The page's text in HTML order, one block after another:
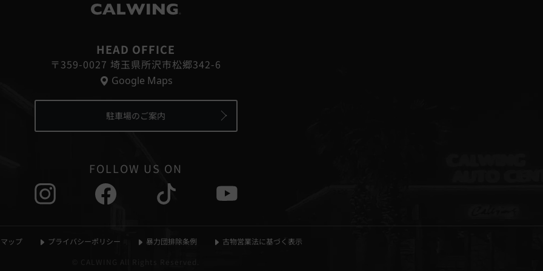
HEAD OFFICE
〒359-0027 埼玉県所沢市松郷342-6
Google Maps
駐車場のご案内
FOLLOW US ON
ップ プライバシーポリシー 暴力団排除条例
古物営業法に基づく表示